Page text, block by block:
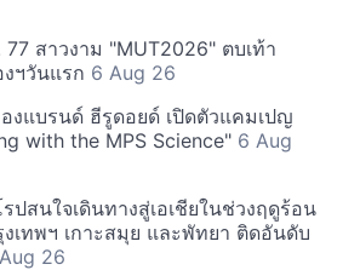
77 สาวงาม "MUT2026" ตบเท้า
งฯวันแรก 6 Aug 26
องแบรนด์ ฮีรูดอยด์ เปิดตัวแคมเปญ
with the MPS Science" 6 Aug
ปสนใจเดินทางสู่เอเชียในช่วงฤดูร้อน
เทพฯ เกาะสมุย และพัทยา ติดอันดับ
26